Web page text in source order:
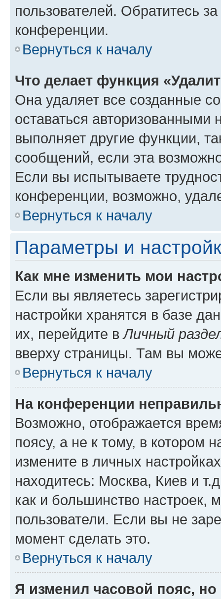
пользователей. Обратитесь
конференции.
Вернуться к началу
Что делает функция
Она удаляет все созданные
оставаться авторизованными
выполняет другие функции,
сообщений, если эта
Если вы испытываете
конференции, возможно,
Вернуться к началу
Параметры и
Как мне изменить мои
Если вы являетесь
настройки хранятся в базе
их, перейдите вЛичный
вверху страницы. Там вы
Вернуться к началу
На конференции
Возможно, отображается
поясу, а не к тому, в котором
измените в личных
находитесь: Москва, Киев и
как и большинство настроек,
пользователи. Если вы не
момент сделать это.
Вернуться к началу
Я изменил часовой пояс,